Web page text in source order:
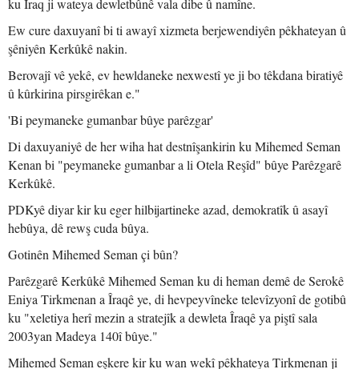
ku Îraq ji wateya dewletbûnê vala dibe û namîne.
Ew cure daxuyanî bi ti awayî xizmeta berjewendiyên pêkhateyan û
şêniyên Kerkûkê nakin.
Berovajî vê yekê, ev hewldaneke nexwestî ye ji bo têkdana biratiyê
û kûrkirina pirsgirêkan e."
'Bi peymaneke gumanbar bûye parêzgar'
Di daxuyaniyê de her wiha hat destnîşankirin ku Mihemed Seman
Kenan bi "peymaneke gumanbar a li Otela Reşîd" bûye Parêzgarê
Kerkûkê.
PDKyê diyar kir ku eger hilbijartineke azad, demokratîk û asayî
hebûya, dê rewş cuda bûya.
Gotinên Mihemed Seman çi bûn?
Parêzgarê Kerkûkê Mihemed Seman ku di heman demê de Serokê
Eniya Tirkmenan a Îraqê ye, di hevpeyvîneke televîzyonî de gotibû
ku "xeletiya herî mezin a stratejîk a dewleta Îraqê ya piştî sala
2003yan Madeya 140î bûye."
Mihemed Seman eşkere kir ku wan wekî pêkhateya Tirkmenan ji